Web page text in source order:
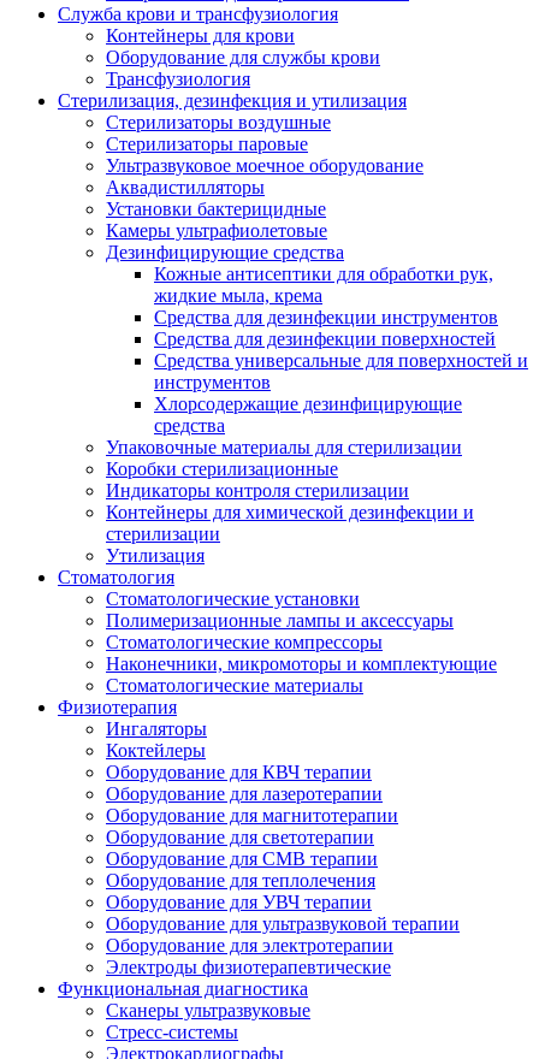
Служба крови и трансфузиология
Контейнеры для крови
Оборудование для службы крови
Трансфузиология
Стерилизация, дезинфекция и утилизация
Стерилизаторы воздушные
Стерилизаторы паровые
Ультразвуковое моечное оборудование
Аквадистилляторы
Установки бактерицидные
Камеры ультрафиолетовые
Дезинфицирующие средства
Кожные антисептики для обработки рук,
жидкие мыла, крема
Средства для дезинфекции инструментов
Средства для дезинфекции поверхностей
Средства универсальные для поверхностей и
инструментов
Хлорсодержащие дезинфицирующие
средства
Упаковочные материалы для стерилизации
Коробки стерилизационные
Индикаторы контроля стерилизации
Контейнеры для химической дезинфекции и
стерилизации
Утилизация
Стоматология
Стоматологические установки
Полимеризационные лампы и аксессуары
Стоматологические компрессоры
Наконечники, микромоторы и комплектующие
Стоматологические материалы
Физиотерапия
Ингаляторы
Коктейлеры
Оборудование для КВЧ терапии
Оборудование для лазеротерапии
Оборудование для магнитотерапии
Оборудование для светотерапии
Оборудование для СМВ терапии
Оборудование для теплолечения
Оборудование для УВЧ терапии
Оборудование для ультразвуковой терапии
Оборудование для электротерапии
Электроды физиотерапевтические
Функциональная диагностика
Сканеры ультразвуковые
Стресс-системы
Электрокардиографы